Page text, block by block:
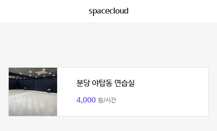
spacecloud
분당 야탑동 연습실
4,000 원/시간